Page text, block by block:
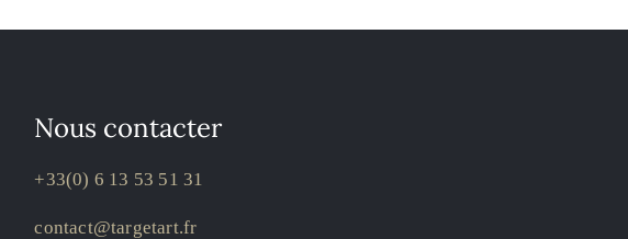
Nous contacter
+33(0) 6 13 53 51 31
contact@targetart.fr